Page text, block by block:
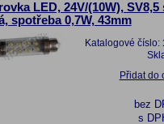
LED, 24V/(10W), SV8,5
spotřeba 0,7W, 43mm
Katalogové číslo:
Přidat do
bez
s